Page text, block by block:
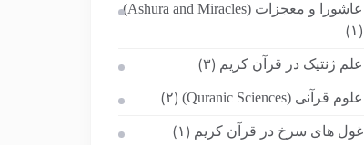
عاشورا و معجزات (Ashura and Miracles)
(۱)
علم ژنتیک در قرآن کریم (۳)
علوم قرآنی (Quranic Sciences) (۲)
غول های سرخ در قرآن کریم (۱)